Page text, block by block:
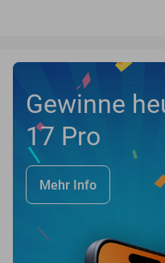
Gewinne
17 Pro
Mehr Info